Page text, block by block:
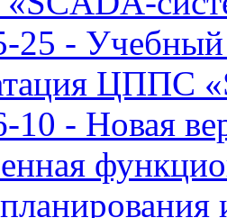
25 -
ЦППС
10 - Новая